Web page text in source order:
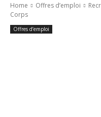
Home Offres d’emploi
Corps
Offres d’emploi